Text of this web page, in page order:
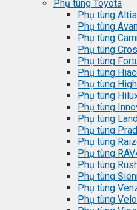
Phụ tùng Toyota
Phụ tùng Altis
Phụ tùng
Phụ tùng
Phụ tùng
Phụ tùng
Phụ tùng
Phụ tùng
Phụ tùng
Phụ tùng
Phụ tùng
Phụ tùng
Phụ tùng
Phụ tùng
Phụ tùng
Phụ tùng
Phụ tùng
Phụ tùng